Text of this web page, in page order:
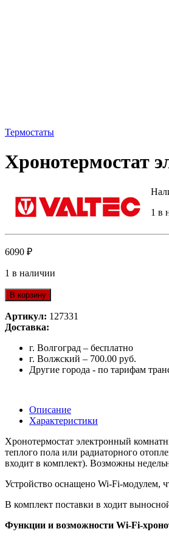
Термостаты
Хронотермостат
1 в
6090 ₽
1 в наличии
В корзину
Артикул: 127331
Доставка:
г. Волгоград – бесплатно
г. Волжский – 700.00 руб.
Другие города - по тарифам
Описание
Характеристики
Хронотермостат электронный
теплого пола или радиаторного
входит в комплект). Возможны
Устройство оснащено Wi-Fi-модулем,
В комплект поставки в ходит
Функции и возможности Wi-Fi-